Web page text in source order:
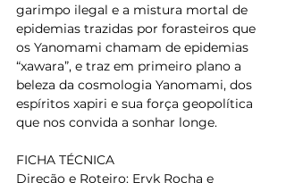
garimpo ilegal e a mistura mortal de
epidemias trazidas por forasteiros que
os Yanomami chamam de epidemias
“xawara”, e traz em primeiro plano a
beleza da cosmologia Yanomami, dos
espíritos xapiri e sua força geopolítica
que nos convida a sonhar longe.
FICHA TÉCNICA
Direção e Roteiro: Eryk Rocha e